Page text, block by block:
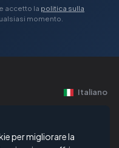
accetto la politica sulla
momento.
Italiano
per migliorare la